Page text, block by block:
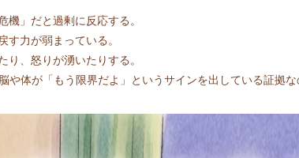
」だと過剰に反応する。
力が弱まっている。
、怒りが湧いたりする。
体が「もう限界だよ」というサインを出している証拠な